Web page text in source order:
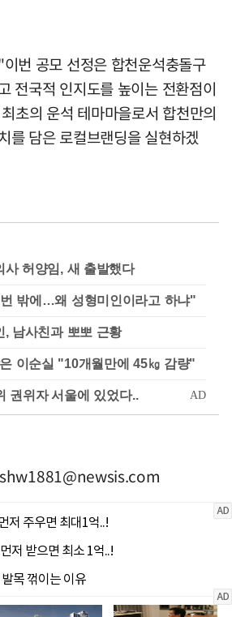
번 공모 선정은 합천운석충돌구
전국적 인지도를 높이는 전환점이
초의 운석 테마마을로서 합천만의
를 담은 로컬브랜딩을 실현하겠
사 허양임, 새 출발했다
밖에…왜 성형미인이라고 하냐"
, 남사친과 뽀뽀 근황
이순실 "10개월만에 45㎏ 감량"
shw1881@newsis.com